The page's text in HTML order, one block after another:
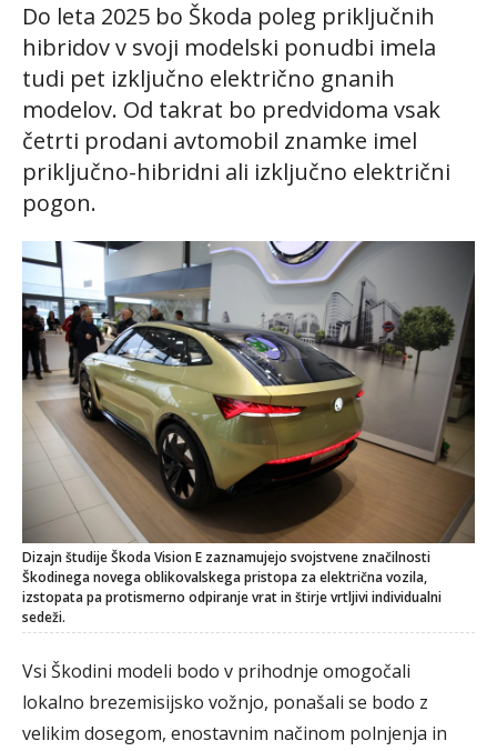
Do leta 2025 bo Škoda poleg priključnih
hibridov v svoji modelski ponudbi imela
tudi pet izključno električno gnanih
modelov. Od takrat bo predvidoma vsak
četrti prodani avtomobil znamke imel
priključno-hibridni ali izključno električni
pogon.
Dizajn študije Škoda Vision E zaznamujejo svojstvene značilnosti
Škodinega novega oblikovalskega pristopa za električna vozila,
izstopata pa protismerno odpiranje vrat in štirje vrtljivi individualni
sedeži.
Vsi Škodini modeli bodo v prihodnje omogočali
lokalno brezemisijsko vožnjo, ponašali se bodo z
velikim dosegom, enostavnim načinom polnjenja in